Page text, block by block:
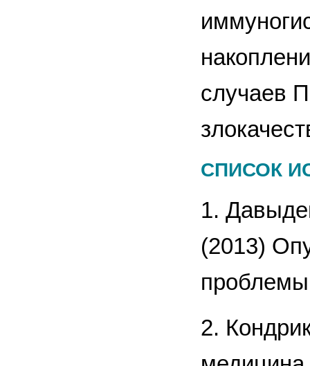
случаев
СПИСОК
1.
(2013)
проблемы
2.